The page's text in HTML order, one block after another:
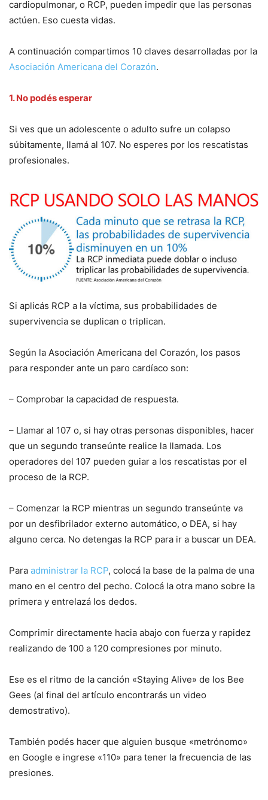
cardiopulmonar, o RCP, pueden impedir que las personas
actúen. Eso cuesta vidas.
A continuación compartimos 10 claves desarrolladas por la
Asociación Americana del Corazón.
1. No podés esperar
Si ves que un adolescente o adulto sufre un colapso
súbitamente, llamá al 107. No esperes por los rescatistas
profesionales.
Si aplicás RCP a la víctima, sus probabilidades de
supervivencia se duplican o triplican.
Según la Asociación Americana del Corazón, los pasos
para responder ante un paro cardíaco son:
– Comprobar la capacidad de respuesta.
– Llamar al 107 o, si hay otras personas disponibles, hacer
que un segundo transeúnte realice la llamada. Los
operadores del 107 pueden guiar a los rescatistas por el
proceso de la RCP.
– Comenzar la RCP mientras un segundo transeúnte va
por un desfibrilador externo automático, o DEA, si hay
alguno cerca. No detengas la RCP para ir a buscar un DEA.
Para administrar la RCP, colocá la base de la palma de una
mano en el centro del pecho. Colocá la otra mano sobre la
primera y entrelazá los dedos.
Comprimir directamente hacia abajo con fuerza y rapidez
realizando de 100 a 120 compresiones por minuto.
Ese es el ritmo de la canción «Staying Alive» de los Bee
Gees (al final del artículo encontrarás un video
demostrativo).
También podés hacer que alguien busque «metrónomo»
en Google e ingrese «110» para tener la frecuencia de las
presiones.